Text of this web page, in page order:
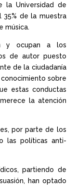
la Universidad de
de la muestra
música.
y ocupan a los
de autor puesto
de la ciudadanía
sobre
estas conductas
la atención
por parte de los
las políticas anti-
partiendo de
han optado